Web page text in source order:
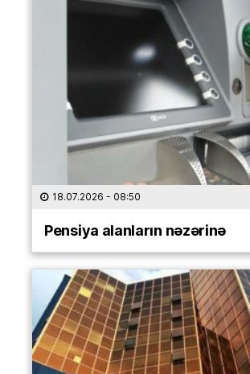
18.07.2026 - 08:50
Pensiya alanların nəzərinə